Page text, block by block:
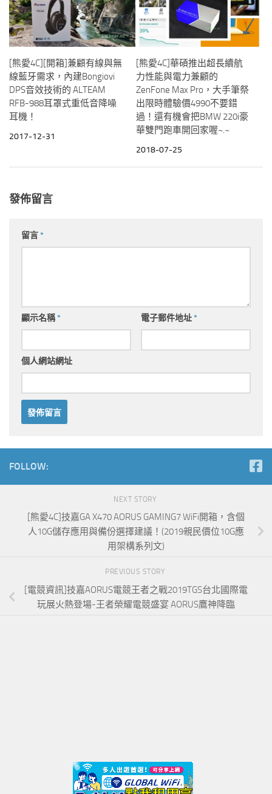
[熊愛4C][開箱]兼顧有線與無
線藍牙需求，內建Bongiovi
DPS音效技術的 ALTEAM
RFB-988耳罩式重低音降噪
耳機！
2017-12-31
[熊愛4C]華碩推出超長續航
力性能與電力兼顧的
ZenFone Max Pro，大手筆祭
出限時體驗價4990不要錯
過！還有機會把BMW 220i豪
華雙門跑車開回家喔~.~
2018-07-25
發佈留言
留言*
顯示名稱* 電子郵件地址*
個人網站網址
FOLLOW:
NEXT STORY
[熊愛4C]技嘉GA X470 AORUS GAMING7 WiFi開箱，含個
人10G儲存應用與備份選擇建議！(2019親民價位10G應
用架構系列文)
PREVIOUS STORY
[電競資訊]技嘉AORUS電競王者之戰2019TGS台北國際電
玩展火熱登場-王者榮耀電競盛宴 AORUS鷹神降臨